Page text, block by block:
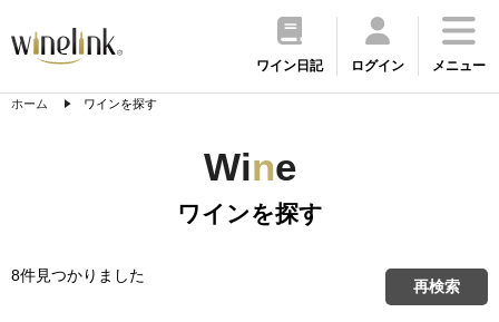
ワイン日記 ログイン メニュー
ホーム ワインを探す
Wine
ワインを探す
8件見つかりました
再検索